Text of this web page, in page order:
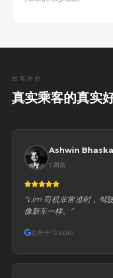
旅客评价
真实乘客的真实
Ashwin
1 周前
“Lim 司机非常准时，驾
像新车一样。”
发布于 Google